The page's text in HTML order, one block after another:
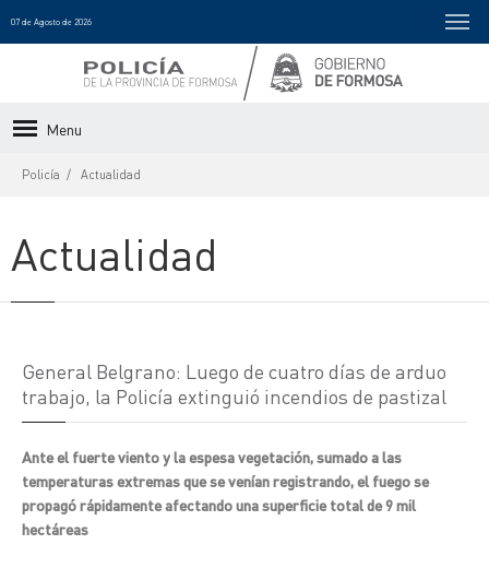
07 de Agosto de 2026
Menu
Policía Actualidad
Actualidad
General Belgrano: Luego de cuatro días de arduo
trabajo, la Policía extinguió incendios de pastizal
Ante el fuerte viento y la espesa vegetación, sumado a las
temperaturas extremas que se venían registrando, el fuego se
propagó rápidamente afectando una superficie total de 9 mil
hectáreas